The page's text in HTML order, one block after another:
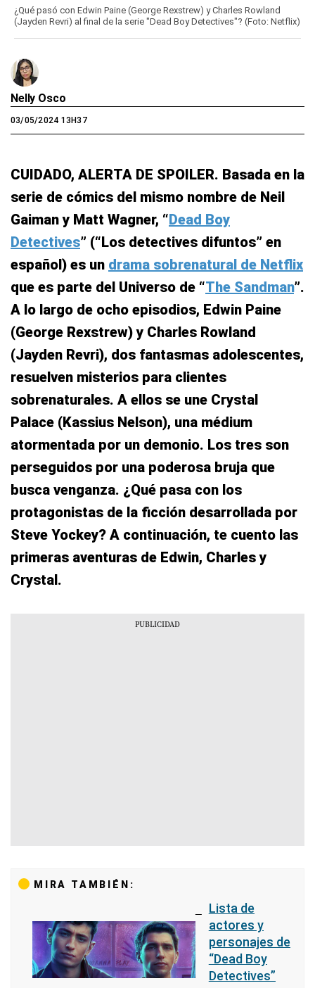
¿Qué pasó con Edwin Paine (George Rexstrew) y Charles Rowland
(Jayden Revri) al final de la serie "Dead Boy Detectives"? (Foto: Netflix)
Nelly Osco
03/05/2024 13H37
CUIDADO, ALERTA DE SPOILER. Basada en la
serie de cómics del mismo nombre de Neil
Gaiman y Matt Wagner, “Dead Boy
Detectives” (“Los detectives difuntos” en
español) es un drama sobrenatural de Netflix
que es parte del Universo de “The Sandman”.
A lo largo de ocho episodios, Edwin Paine
(George Rexstrew) y Charles Rowland
(Jayden Revri), dos fantasmas adolescentes,
resuelven misterios para clientes
sobrenaturales. A ellos se une Crystal
Palace (Kassius Nelson), una médium
atormentada por un demonio. Los tres son
perseguidos por una poderosa bruja que
busca venganza. ¿Qué pasa con los
protagonistas de la ficción desarrollada por
Steve Yockey? A continuación, te cuento las
primeras aventuras de Edwin, Charles y
Crystal.
MIRA TAMBIÉN:
Lista de
actores y
personajes de
“Dead Boy
Detectives”